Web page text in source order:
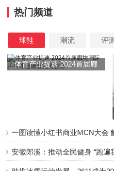
热门频道
球鞋 潮流 评测
体育产业提速 2024首届廊
安徽郎溪：推动全民健身 “跑遍